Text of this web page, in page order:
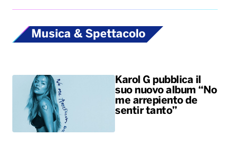
Musica & Spettacolo
Karol G pubblica il
suo nuovo album “No
me arrepiento de
sentir tanto”